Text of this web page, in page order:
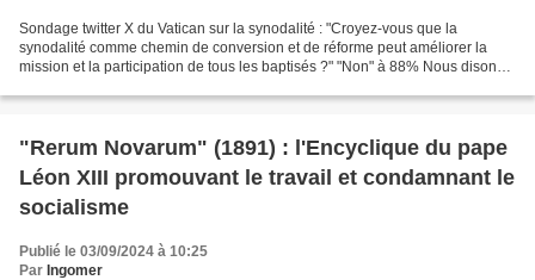
Sondage twitter X du Vatican sur la synodalité : "Croyez-vous que la
synodalité comme chemin de conversion et de réforme peut améliorer la
mission et la participation de tous les baptisés ?" "Non" à 88% Nous disons
"Rerum Novarum" (1891) : l'Encyclique du pape
Léon XIII promouvant le travail et condamnant le
socialisme
Publié le 03/09/2024 à 10:25
Par Ingomer